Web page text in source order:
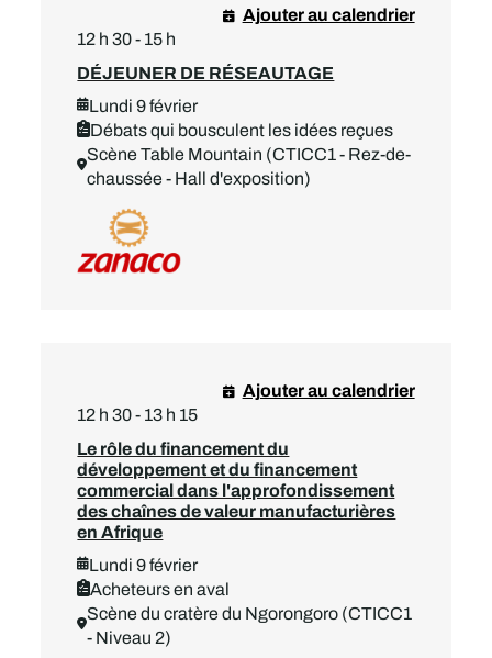
12 h 30 - 15 h
DÉJEUNER DE RÉSEAUTAGE
Lundi 9 février
Débats qui bousculent les idées reçues
Scène Table Mountain (CTICC1 - Rez-de-
chaussée - Hall d'exposition)
Ajouter au calendrier
12 h 30 - 13 h 15
Le rôle du financement du
développement et du financement
commercial dans l'approfondissement
des chaînes de valeur manufacturières
en Afrique
Lundi 9 février
Acheteurs en aval
Scène du cratère du Ngorongoro (CTICC1
- Niveau 2)
Ajouter au calendrier